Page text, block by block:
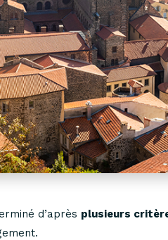
d’après plusieurs